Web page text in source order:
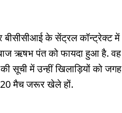
बीसीसीआई के सेंट्रल कॉन्ट्रेक्ट में
ऋषभ पंत को फायदा हुआ है. वह
सूची में उन्हीं खिलाड़ियों को जगह
मैच जरूर खेले हों.